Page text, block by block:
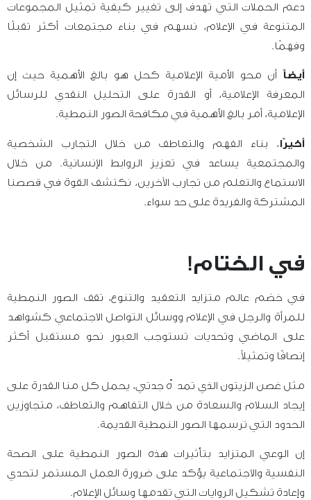
دعم الحملات التي تهدف إلى تغيير كيفية تمثيل المجموعات
المتنوعة في الإعلام، نسهم في بناء مجتمعات أكثر تقبلًا
وفهمًا.
أيضاًأن محو الأمية الإعلامية كحل هو بالغ الأهمية حيث إن
المعرفة الإعلامية، أو القدرة على التحليل النقدي للرسائل
الإعلامية، أمر بالغ الأهمية في مكافحة الصور النمطية.
أخيرًا، بناء الفهم والتعاطف من خلال التجارب الشخصية
والمجتمعية يساعد في تعزيز الروابط الإنسانية. من خلال
الاستماع والتعلم من تجارب الآخرين، نكتشف القوة في قصصنا
المشتركة والفريدة على حد سواء.
في الختام!
في خضم عالم متزايد التعقيد والتنوع، تقف الصور النمطية
للمرأة والرجل في الإعلام ووسائل التواصل الاجتماعي كشواهد
على الماضي وتحديات تستوجب العبور نحو مستقبل أكثر
إنصافًا وتمثيلاً.
مثل غصن الزيتون الذي تمدّه جدتي، يحمل كل منا القدرة على
إيجاد السلام والسعادة من خلال التفاهم والتعاطف، متجاوزين
الحدود التي ترسمها الصور النمطية القديمة.
إن الوعي المتزايد بتأثيرات هذه الصور النمطية على الصحة
النفسية والاجتماعية يؤكد على ضرورة العمل المستمر لتحدي
وإعادة تشكيل الروايات التي تقدمها وسائل الإعلام.